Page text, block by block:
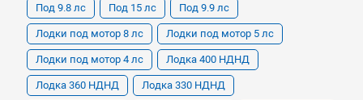
Под 9.8 лс Под 15 лс Под 9.9 лс
Лодки под мотор 8 лс Лодки под мотор 5 лс
Лодки под мотор 4 лс Лодка 400 НДНД
Лодка 360 НДНД Лодка 330 НДНД